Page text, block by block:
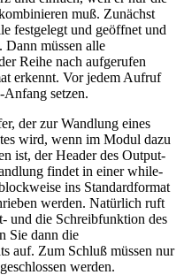
muß. Zunächst
festgelegt und geöffnet und
Dann müssen alle
Reihe nach aufgerufen
erkennt. Vor jedem Aufruf
setzen.
der zur Wandlung eines
wird, wenn im Modul dazu
ist, der Header des Output-
findet in einer while-
ins Standardformat
werden. Natürlich ruft
und die Schreibfunktion des
Sie dann die
auf. Zum Schluß müssen nur
werden.